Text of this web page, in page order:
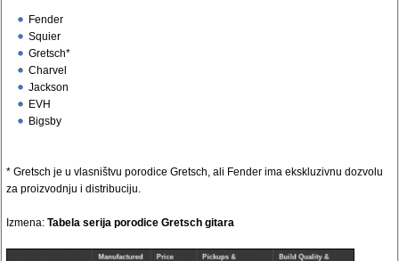
Fender
Squier
Gretsch*
Charvel
Jackson
EVH
Bigsby
* Gretsch je u vlasništvu porodice Gretsch, ali Fender ima ekskluzivnu dozvolu
za proizvodnju i distribuciju.
Izmena: Tabela serija porodice Gretsch gitara